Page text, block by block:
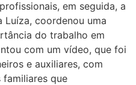
em seguida, a
Luíza, coordenou uma
do trabalho em
com um vídeo, que foi
e auxiliares, com
familiares que